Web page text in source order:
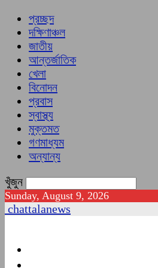
প্রচ্ছদ
দক্ষিণাঞ্চল
জাতীয়
আন্তর্জাতিক
খেলা
বিনোদন
প্রবাস
স্বাস্থ্য
মুক্তমত
গণমাধ্যম
অন্যান্য
খুঁজুন
Sunday, August 9, 2026
chattalanews